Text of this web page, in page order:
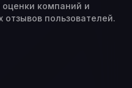
компаний и
отзывов пользователей.